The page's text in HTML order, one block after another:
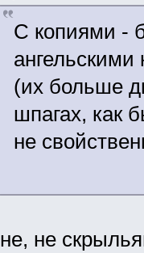
С копиями -
(их больше
шпагах, как
не
не, не